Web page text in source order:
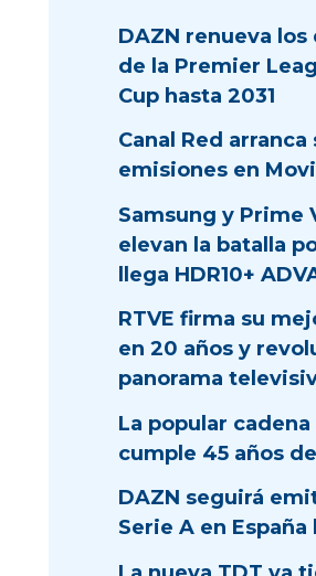
DAZN renueva
de la Premier
Cup hasta 2031
Canal Red arranca
emisiones en
Samsung y Prime
elevan la batalla
llega HDR10+
RTVE firma su
en 20 años y
panorama
La popular cadena
cumple 45 años
DAZN seguirá
Serie A en